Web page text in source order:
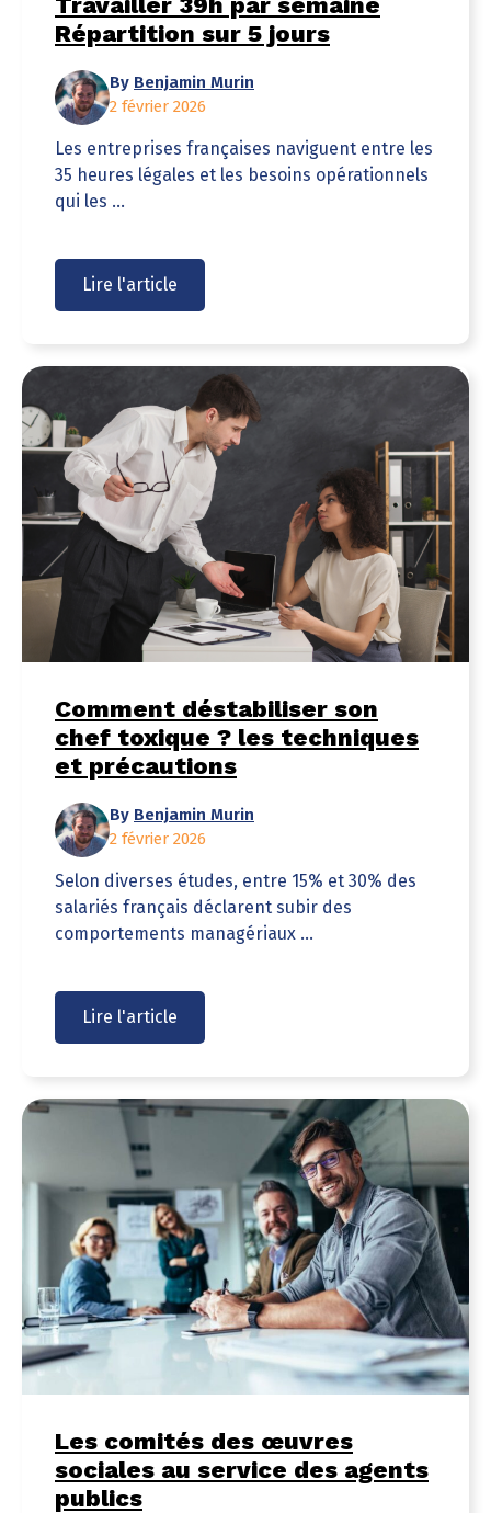
Répartition sur 5 jours
By Benjamin Murin
2 février 2026
Les entreprises françaises naviguent entre les
35 heures légales et les besoins opérationnels
qui les ...
Lire l'article
Comment déstabiliser son
chef toxique ? les techniques
et précautions
By Benjamin Murin
2 février 2026
Selon diverses études, entre 15% et 30% des
salariés français déclarent subir des
comportements managériaux ...
Lire l'article
Les comités des œuvres
sociales au service des agents
publics